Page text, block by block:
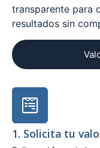
transparente para
resultados sin
1. Solicita tu